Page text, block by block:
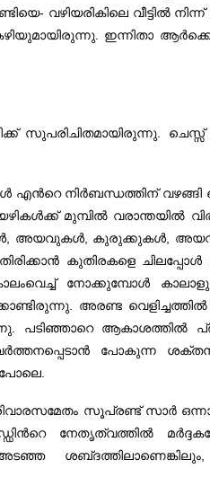
വഴിയരികിലെ വീട്ടില്‍
ഇന്നിതാ
സുപരിചിതമായിരുന്നു. ചെസ്സ്‌
നിര്‍ബന്ധത്തിന്‌ വഴങ്ങി
മുമ്പില്‍ വരാന്തയില്‍
അയവുകള്‍, കുരുക്കുകള്‍,
കുതിരകളെ
നോക്കുമ്പോള്‍
അരണ്ട വെളിച്ചത്തില്‍
ആകാശത്തില്‍
പോകുന്ന
സൂപ്രണ്ട്‌ സാര്‍
നേതൃത്വത്തില്‍
അടഞ്ഞ